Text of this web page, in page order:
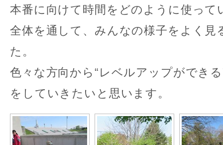
本番に向けて時間をどのように使って
全体を通して、みんなの様子をよく見
た。
色々な方向から“レベルアップができ
をしていきたいと思います。